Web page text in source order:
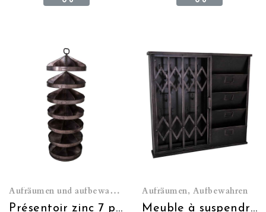
Aufräumen und aufbewahren
Présentoir zinc 7 plateaux compartimentés
Aufräumen, Aufbewahren
Meuble à suspendre Range clé/courrier porte accordéon